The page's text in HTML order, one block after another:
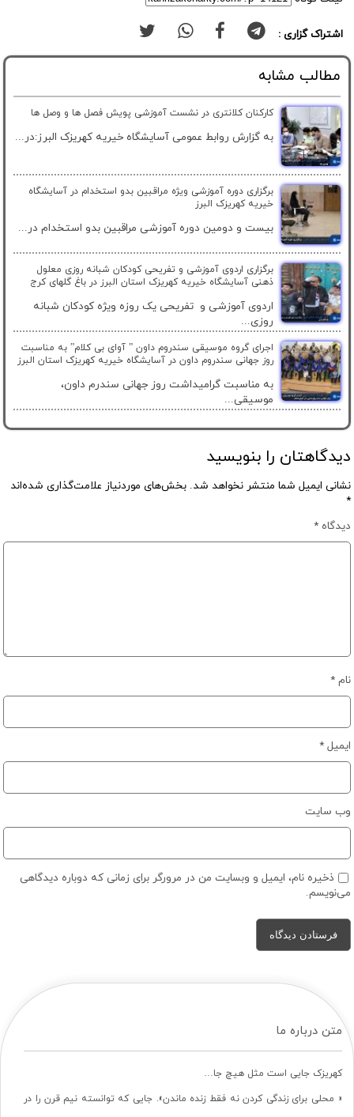
اشتراک گزاری :
مطالب مشابه
کارکنان کلانتری در نشست آموزشی پویش فصل ها و وصل ها
به گزارش روابط عمومی آسایشگاه خیریه کهریزک البرز:در...
برگزاری دوره آموزشی ویژه مراقبین بدو استخدام در آسایشگاه
خیریه کهریزک البرز
بیست و دومین دوره آموزشی مراقبین بدو استخدام در...
برگزاری اردوی آموزشی و تفریحی کودکان شبانه روزی معلول
ذهنی آسایشگاه خیریه کهریزک استان البرز در باغ گلهای کرج
اردوی آموزشی و تفریحی یک روزه ویژه کودکان شبانه
روزی...
اجرای گروه موسیقی سندروم داون ” آوای بی کلام” به مناسبت
روز جهانی سندروم داون در آسایشگاه خیریه کهریزک استان البرز
به مناسبت گرامیداشت روز جهانی سندرم داون،
موسیقی...
دیدگاهتان را بنویسید
نشانی ایمیل شما منتشر نخواهد شد. بخش‌های موردنیاز علامت‌گذاری شده‌اند
*
دیدگاه*
نام*
ایمیل*
وب‌ سایت
ذخیره نام، ایمیل و وبسایت من در مرورگر برای زمانی که دوباره دیدگاهی
می‌نویسم.
متن درباره ما
کهریزک جایی است مثل هیچ جا…
« محلی برای زندگی کردن نه فقط زنده ماندن». جایی که توانسته نیم قرن را در